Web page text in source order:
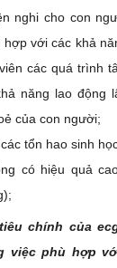
nghi cho con
với các khả
các quá trình
năng lao động
của con người;
tổn hao sinh
có hiệu quả
chính của
việc phù hợp